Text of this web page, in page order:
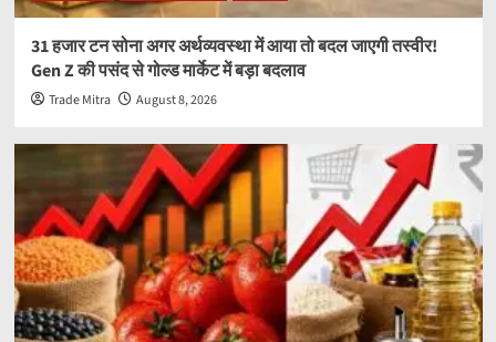
31 हजार टन सोना अगर अर्थव्यवस्था में आया तो बदल जाएगी तस्वीर!
Gen Z की पसंद से गोल्ड मार्केट में बड़ा बदलाव
Trade Mitra August 8, 2026